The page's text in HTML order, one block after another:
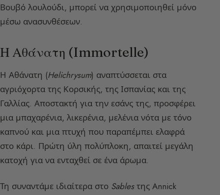
Βουβό λουλούδι, μπορεί να χρησιμοποιηθεί μόνο
μέσω ανασυνθέσεων.
Η Αθάνατη (Immortelle)
Η Αθάνατη (Helichrysum) αναπτύσσεται στα
αγριόχορτα της Κορσικής, της Ισπανίας και της
Γαλλίας. Αποστακτή για την εσάνς της, προσφέρει
μια μπαχαρένια, λικερένια, μελένια νότα με τόνο
καπνού και μια πτυχή που παραπέμπει ελαφρά
στο κάρι. Πρώτη ύλη πολύπλοκη, απαιτεί μεγάλη
κατοχή για να ενταχθεί σε ένα άρωμα.
Τη συναντάμε ιδιαίτερα στο Sablesτης Annick